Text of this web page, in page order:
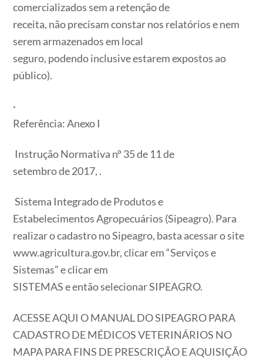
comercializados sem a retenção de
receita, não precisam constar nos relatórios e nem
serem armazenados em local
seguro, podendo inclusive estarem expostos ao
público).
·
Referência: Anexo I
Instrução Normativa nº 35 de 11 de
setembro de 2017, .
Sistema Integrado de Produtos e
Estabelecimentos Agropecuários (Sipeagro). Para
realizar o cadastro no Sipeagro, basta acessar o site
www.agricultura.gov.br, clicar em “Serviços e
Sistemas” e clicar em
SISTEMAS e então selecionar SIPEAGRO.
ACESSE AQUI O MANUAL DO SIPEAGRO PARA
CADASTRO DE MÉDICOS VETERINÁRIOS NO
MAPA PARA FINS DE PRESCRIÇÃO E AQUISIÇÃO